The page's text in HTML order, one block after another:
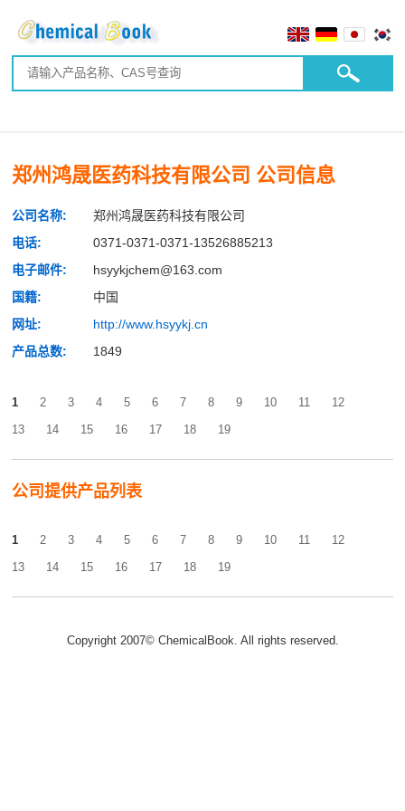
郑州鸿晟医药科技有限公司 公司信息
公司名称:
郑州鸿晟医药科技有限公司
电话:
0371-0371-0371-13526885213
电子邮件:
hsyykjchem@163.com
国籍:
中国
网址:
http://www.hsyykj.cn
产品总数:
1849
1 2 3 4 5 6 7 8 9 10 11
12
13
14 15 16 17 18 19
公司提供产品列表
1 2 3 4 5 6 7 8 9 10 11
12
13
14 15 16 17 18 19
Copyright 2007© ChemicalBook. All rights reserved.